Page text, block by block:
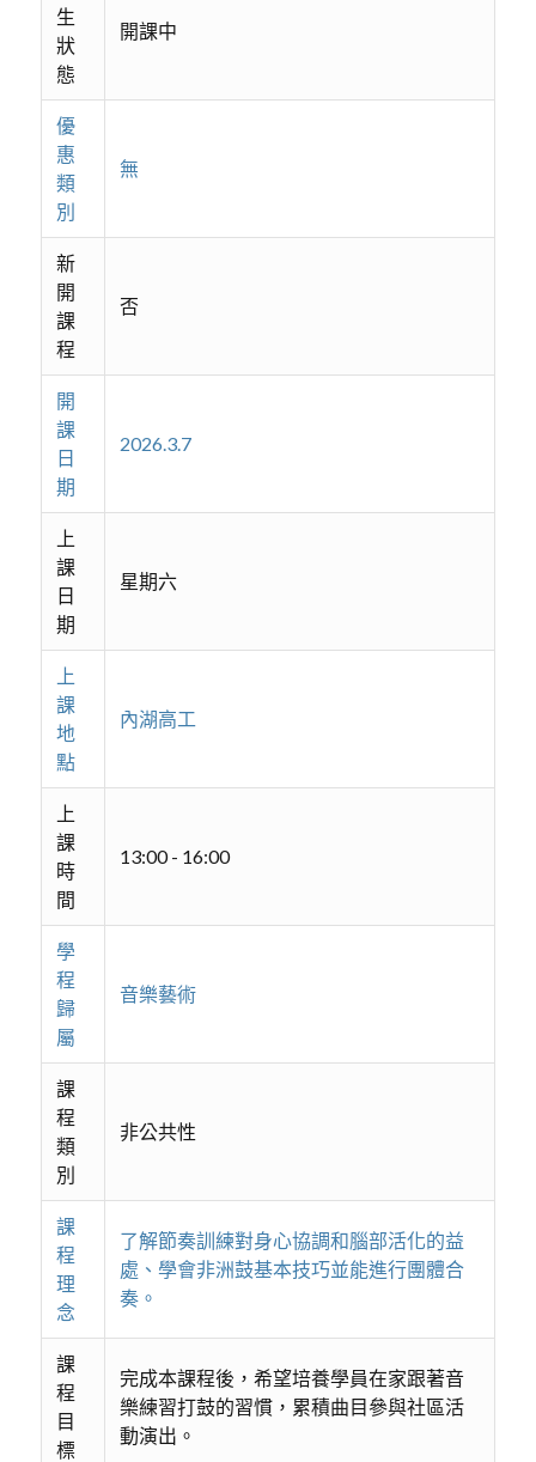
生
狀
態
開課中
優
惠
類
別
無
新
開
課
程
否
開
課
日
期
2026.3.7
上
課
日
期
星期六
上
課
地
點
內湖高工
上
課
時
間
13:00 - 16:00
學
程
歸
屬
音樂藝術
課
程
類
別
非公共性
課
程
理
念
了解節奏訓練對身心協調和腦部活化的益
處、學會非洲鼓基本技巧並能進行團體合
奏。
課
程
目
標
完成本課程後，希望培養學員在家跟著音
樂練習打鼓的習慣，累積曲目參與社區活
動演出。